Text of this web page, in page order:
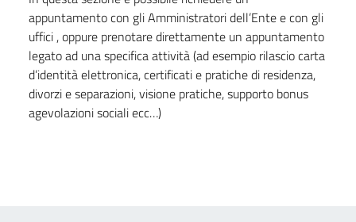
appuntamento con gli Amministratori dell’Ente e con gli
uffici , oppure prenotare direttamente un appuntamento
legato ad una specifica attività (ad esempio rilascio carta
d’identità elettronica, certificati e pratiche di residenza,
divorzi e separazioni, visione pratiche, supporto bonus
agevolazioni sociali ecc…)